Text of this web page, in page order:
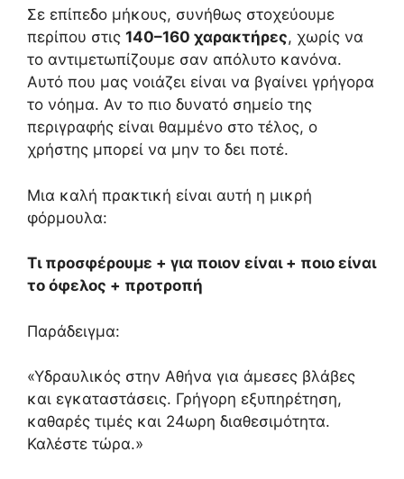
Σε επίπεδο μήκους, συνήθως στοχεύουμε
περίπου στις 140–160 χαρακτήρες, χωρίς να
το αντιμετωπίζουμε σαν απόλυτο κανόνα.
Αυτό που μας νοιάζει είναι να βγαίνει γρήγορα
το νόημα. Αν το πιο δυνατό σημείο της
περιγραφής είναι θαμμένο στο τέλος, ο
χρήστης μπορεί να μην το δει ποτέ.
Μια καλή πρακτική είναι αυτή η μικρή
φόρμουλα:
Τι προσφέρουμε + για ποιον είναι + ποιο είναι
το όφελος + προτροπή
Παράδειγμα:
«Υδραυλικός στην Αθήνα για άμεσες βλάβες
και εγκαταστάσεις. Γρήγορη εξυπηρέτηση,
καθαρές τιμές και 24ωρη διαθεσιμότητα.
Καλέστε τώρα.»